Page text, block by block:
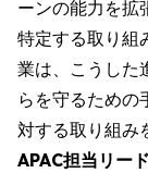
ーンの能力を拡
特定する取り組
業は、こうした
らを守るための
対する取り組み
APAC担当リー